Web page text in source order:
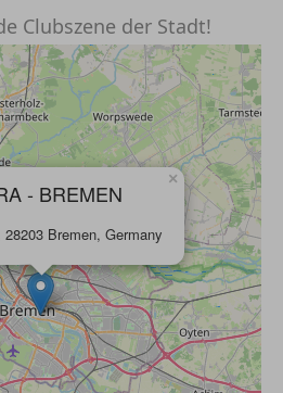
Clubszene der Stadt!
- BREMEN
28203 Bremen, Germany
×